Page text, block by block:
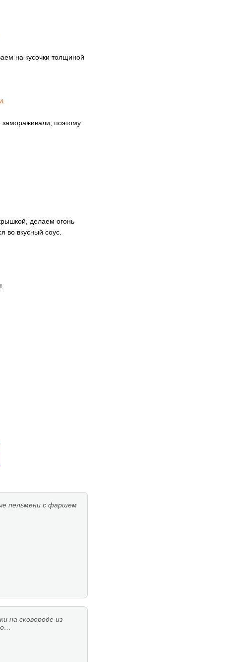
на кусочки толщиной
замораживали, поэтому
делаем огонь
во вкусный соус.
пельмени с фаршем
на сковороде из